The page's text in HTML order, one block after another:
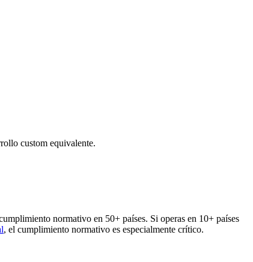
custom equivalente.
normativo en 50+ países. Si operas en 10+ países
, el cumplimiento normativo es especialmente crítico.